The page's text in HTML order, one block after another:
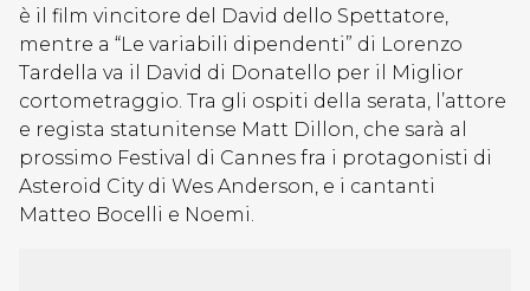
è il film vincitore del David dello Spettatore,
mentre a “Le variabili dipendenti” di Lorenzo
Tardella va il David di Donatello per il Miglior
cortometraggio. Tra gli ospiti della serata, l’attore
e regista statunitense Matt Dillon, che sarà al
prossimo Festival di Cannes fra i protagonisti di
Asteroid City di Wes Anderson, e i cantanti
Matteo Bocelli e Noemi.